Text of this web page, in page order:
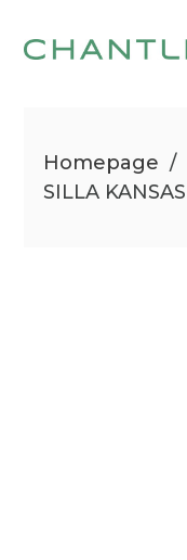
Homepage /
SILLA KANSAS